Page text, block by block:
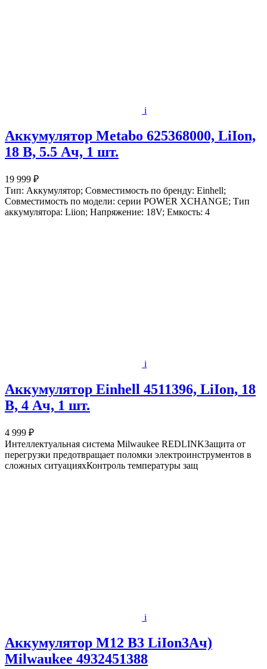
i
Аккумулятор Metabo 625368000, LiIon,
18 В, 5.5 Ач, 1 шт.
19 999 ₽
Тип: Аккумулятор; Совместимость по бренду: Einhell;
Совместимость по модели: серии POWER XCHANGE; Тип
аккумулятора: Liion; Напряжение: 18V; Емкость: 4
i
Аккумулятор Einhell 4511396, LiIon, 18
В, 4 Ач, 1 шт.
4 999 ₽
Интеллектуальная система Milwaukee REDLINKЗащита от
перегрузки предотвращает поломки электроинструментов в
сложных ситуацияхКонтроль температуры защ
i
Аккумулятор M12 B3 LiIon3Ач)
Milwaukee 4932451388